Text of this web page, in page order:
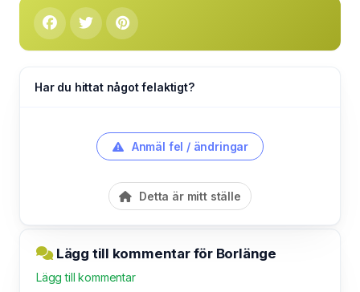
Har du hittat något felaktigt?
Anmäl fel / ändringar
Detta är mitt ställe
Lägg till kommentar för Borlänge
Lägg till kommentar